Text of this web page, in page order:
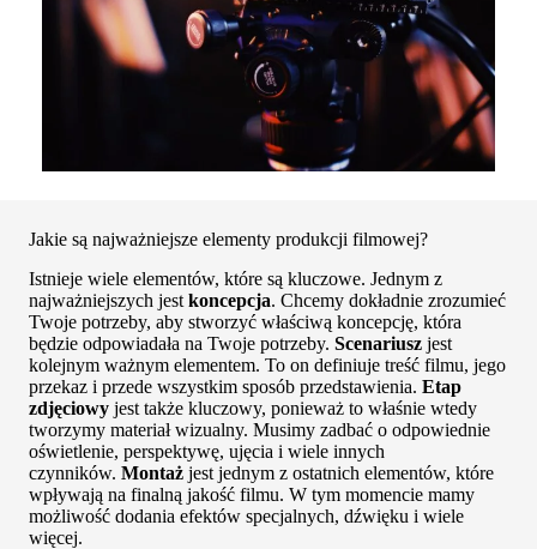
Jakie są najważniejsze elementy produkcji filmowej?
Istnieje wiele elementów, które są kluczowe. Jednym z
najważniejszych jest koncepcja. Chcemy dokładnie zrozumieć
Twoje potrzeby, aby stworzyć właściwą koncepcję, która
będzie odpowiadała na Twoje potrzeby. Scenariusz jest
kolejnym ważnym elementem. To on definiuje treść filmu, jego
przekaz i przede wszystkim sposób przedstawienia. Etap
zdjęciowy jest także kluczowy, ponieważ to właśnie wtedy
tworzymy materiał wizualny. Musimy zadbać o odpowiednie
oświetlenie, perspektywę, ujęcia i wiele innych
czynników. Montaż jest jednym z ostatnich elementów, które
wpływają na finalną jakość filmu. W tym momencie mamy
możliwość dodania efektów specjalnych, dźwięku i wiele
więcej.